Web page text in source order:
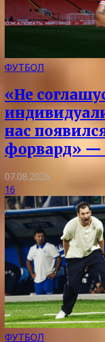
ФУТБОЛ
«Не
нас
форвард» —
07.08.2026
16
ФУТБОЛ